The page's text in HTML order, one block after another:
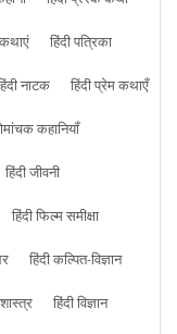
हिंदी पत्रिका
नाटक
हिंदी प्रेम कथाएँ
कहानियाँ
हिंदी जीवनी
हिंदी फिल्म समीक्षा
हिंदी कल्पित-विज्ञान
हिंदी विज्ञान